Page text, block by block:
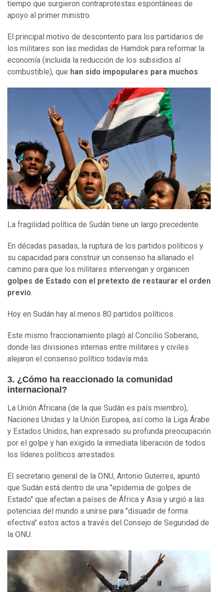
tiempo que surgieron contraprotestas espontáneas de
apoyo al primer ministro.
El principal motivo de descontento para los partidarios de
los militares son las medidas de Hamdok para reformar la
economía (incluida la reducción de los subsidios al
combustible), que han sido impopulares para muchos.
La fragilidad política de Sudán tiene un largo precedente.
En décadas pasadas, la ruptura de los partidos políticos y
su capacidad para construir un consenso ha allanado el
camino para que los militares intervengan y organicen
golpes de Estado con el pretexto de restaurar el orden
previo.
Hoy en Sudán hay al menos 80 partidos políticos.
Este mismo fraccionamiento plagó al Concilio Soberano,
donde las divisiones internas entre militares y civiles
alejaron el consenso político todavía más.
3. ¿Cómo ha reaccionado la comunidad
internacional?
La Unión Africana (de la que Sudán es país miembro),
Naciones Unidas y la Unión Europea, así como la Liga Árabe
y Estados Unidos, han expresado su profunda preocupación
por el golpe y han exigido la inmediata liberación de todos
los líderes políticos arrestados.
El secretario general de la ONU, Antonio Guterres, apuntó
que Sudán está dentro de una "epidemia de golpes de
Estado" que afectan a países de África y Asia y urgió a las
potencias del mundo a unirse para "disuadir de forma
efectiva" estos actos a través del Consejo de Seguridad de
la ONU.